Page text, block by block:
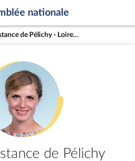
nationale
Mme Constance de Pélichy - Loiret (3e circonscription)
de Pélichy